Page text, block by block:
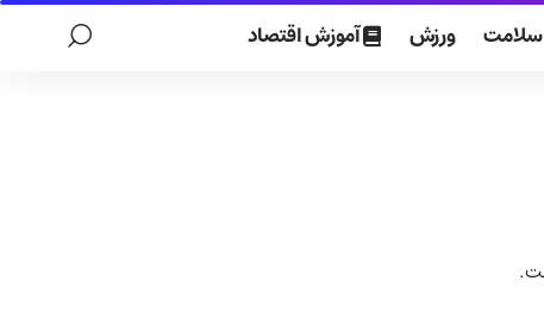
سلامت ورزش آموزش اقتصاد